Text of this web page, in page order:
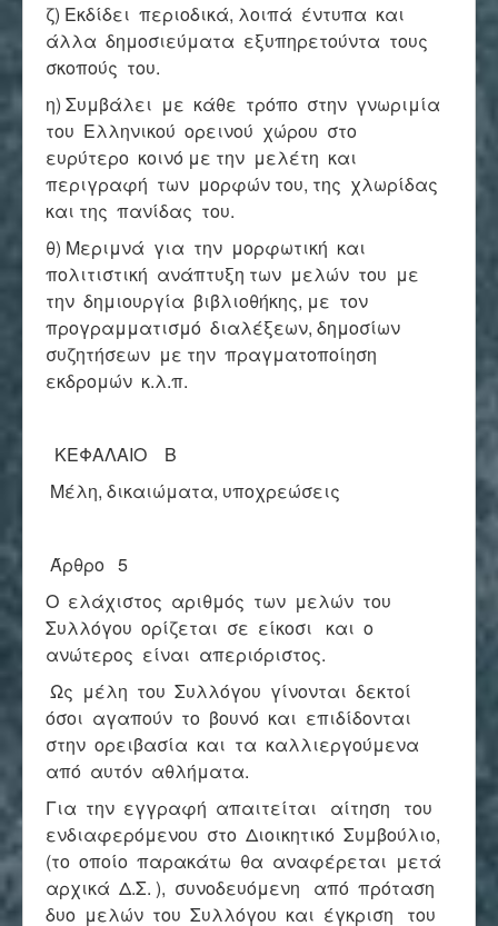
ζ) Εκδίδει περιοδικά, λοιπά έντυπα και
άλλα δημοσιεύματα εξυπηρετούντα τους
σκοπούς του.
η) Συμβάλει με κάθε τρόπο στην γνωριμία
του Ελληνικού ορεινού χώρου στο
ευρύτερο κοινό με την μελέτη και
περιγραφή των μορφών του, της χλωρίδας
και της πανίδας του.
θ) Μεριμνά για την μορφωτική και
πολιτιστική ανάπτυξη των μελών του με
την δημιουργία βιβλιοθήκης, με τον
προγραμματισμό διαλέξεων, δημοσίων
συζητήσεων με την πραγματοποίηση
εκδρομών κ.λ.π.
ΚΕΦΑΛΑΙΟ Β
Μέλη, δικαιώματα, υποχρεώσεις
Άρθρο 5
Ο ελάχιστος αριθμός των μελών του
Συλλόγου ορίζεται σε είκοσι και ο
ανώτερος είναι απεριόριστος.
Ως μέλη του Συλλόγου γίνονται δεκτοί
όσοι αγαπούν το βουνό και επιδίδονται
στην ορειβασία και τα καλλιεργούμενα
από αυτόν αθλήματα.
Για την εγγραφή απαιτείται αίτηση του
ενδιαφερόμενου στο Διοικητικό Συμβούλιο,
(το οποίο παρακάτω θα αναφέρεται μετά
αρχικά Δ.Σ. ), συνοδευόμενη από πρόταση
δυο μελών του Συλλόγου και έγκριση του